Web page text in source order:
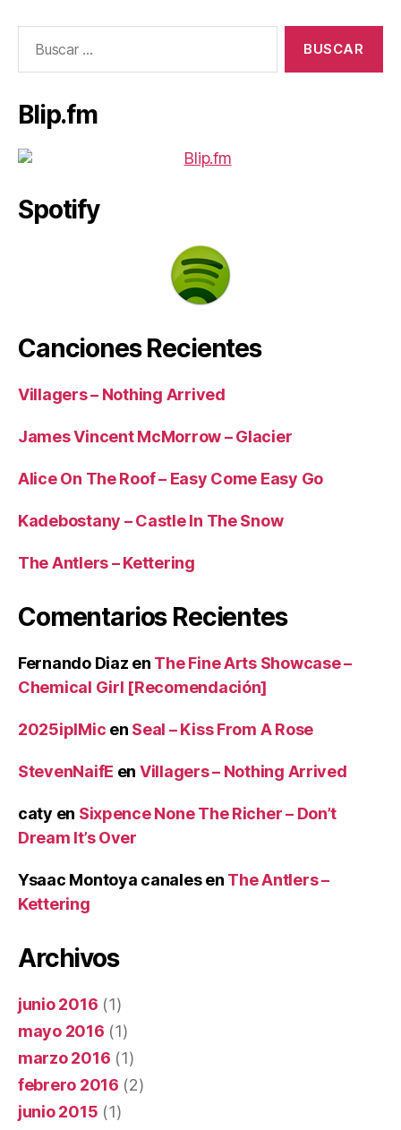
Blip.fm
Spotify
Canciones Recientes
Villagers – Nothing Arrived
James Vincent McMorrow – Glacier
Alice On The Roof – Easy Come Easy Go
Kadebostany – Castle In The Snow
The Antlers – Kettering
Comentarios Recientes
Fernando Diaz en The Fine Arts Showcase –
Chemical Girl [Recomendación]
2025iplMic en Seal – Kiss From A Rose
StevenNaifE en Villagers – Nothing Arrived
caty en Sixpence None The Richer – Don’t
Dream It’s Over
Ysaac Montoya canalesen The Antlers –
Kettering
Archivos
junio 2016 (1)
mayo 2016 (1)
marzo 2016 (1)
febrero 2016 (2)
junio 2015 (1)